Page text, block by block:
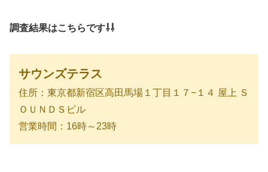
調査結果はこちらです⇩⇩
サウンズテラス
住所：東京都新宿区高田馬場１丁目１７−１４ 屋上 Ｓ
ＯＵＮＤＳビル
営業時間：16時～23時